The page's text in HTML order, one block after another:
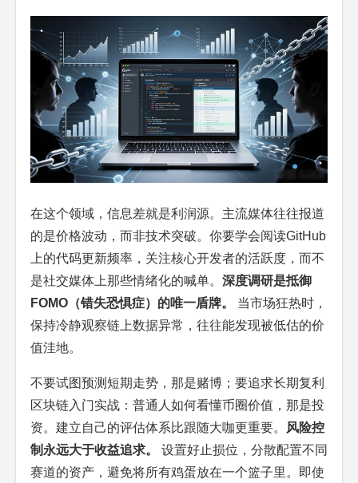
在这个领域，信息差就是利润源。主流媒体往往报道
的是价格波动，而非技术突破。你要学会阅读GitHub
上的代码更新频率，关注核心开发者的活跃度，而不
是社交媒体上那些情绪化的喊单。 深度调研是抵御
FOMO（错失恐惧症）的唯一盾牌。
当市场狂热时，
保持冷静观察链上数据异常，往往能发现被低估的价
值洼地。
不要试图预测短期走势，那是赌博；要追求长期复利
区块链入门实战：普通人如何看懂币圈价值，那是投
资。建立自己的评估体系比跟随大咖更重要。
风险控
制永远大于收益追求。
设置好止损位，分散配置不同
赛道的资产，避免将所有鸡蛋放在一个篮子里。即使